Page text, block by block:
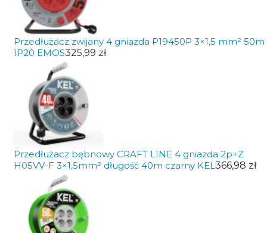
Przedłużacz zwijany 4 gniazda P19450P 3×1,5 mm² 50m
IP20 EMOS325,99 zł
Przedłużacz bębnowy CRAFT LINE 4 gniazda 2p+Z
H05VV-F 3×1,5mm² długość 40m czarny KEL366,98 zł